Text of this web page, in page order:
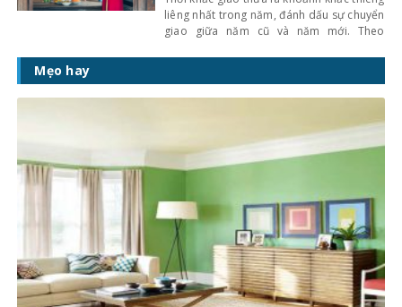
liêng nhất trong năm, đánh dấu sự chuyển
giao giữa năm cũ và năm mới. Theo
mong bình an, may mắn
Mẹo hay